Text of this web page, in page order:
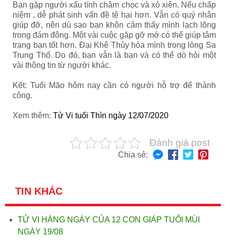
Bạn gặp người xấu tính châm chọc và xỏ xiên. Nếu chấp
niệm , dễ phát sinh vấn đề tệ hại hơn. Vẫn có quý nhân
giúp đỡ, nên dù sao bạn khôn cảm thấy mình lạch lõng
trong đám đông. Một vài cuộc gặp gỡ mớ có thể giúp tâm
trạng bạn tốt hơn. Đại Khê Thủy hòa mình trong lòng Sa
Trung Thổ. Do đó, bạn vẫn là bạn và có thể dò hỏi một
vài thông tin từ người khác.
Kết: Tuổi Mão hôm nay cần có người hỗ trợ để thành
công.
Xem thêm: Tử Vi tuổi Thìn ngày 12/07/2020
Đánh giá post
Chia sẻ:
TIN KHÁC
TỬ VI HÀNG NGÀY CỦA 12 CON GIÁP TUỔI MÙI
NGÀY 19/08